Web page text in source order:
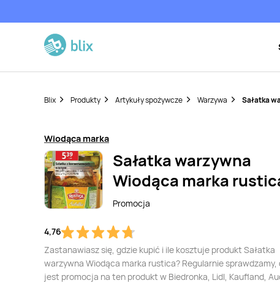
Blix Produkty Artykuły spożywcze Warzywa Sałatka
Wiodąca marka
Sałatka warzywna
Wiodąca marka
Promocja
4,76
Zastanawiasz się, gdzie kupić i ile kosztuje produkt Sałatka
warzywna Wiodąca marka rustica? Regularnie sprawdzamy,
jest promocja na ten produkt w Biedronka, Lidl, Kaufland,